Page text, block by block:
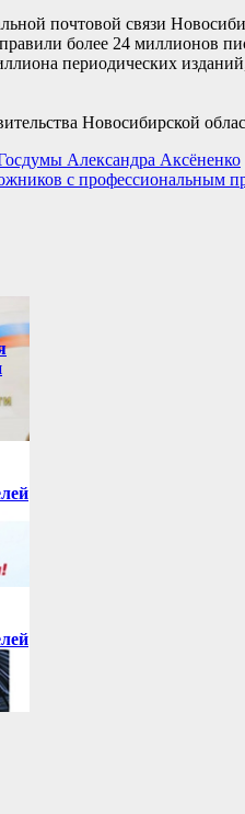
почтовой связи
более 24 миллионов
периодических
Новосибирской
Александра Аксёненко
с профессиональным